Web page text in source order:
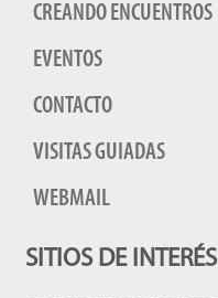
CREANDO ENCUENTROS
EVENTOS
CONTACTO
VISITAS GUIADAS
WEBMAIL
SITIOS DE INTERÉS